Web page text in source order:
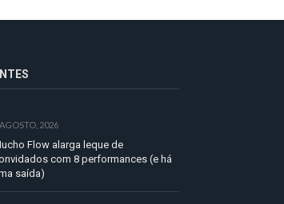
2026
Flow alarga leque de
com 8 performances (e há
saída)